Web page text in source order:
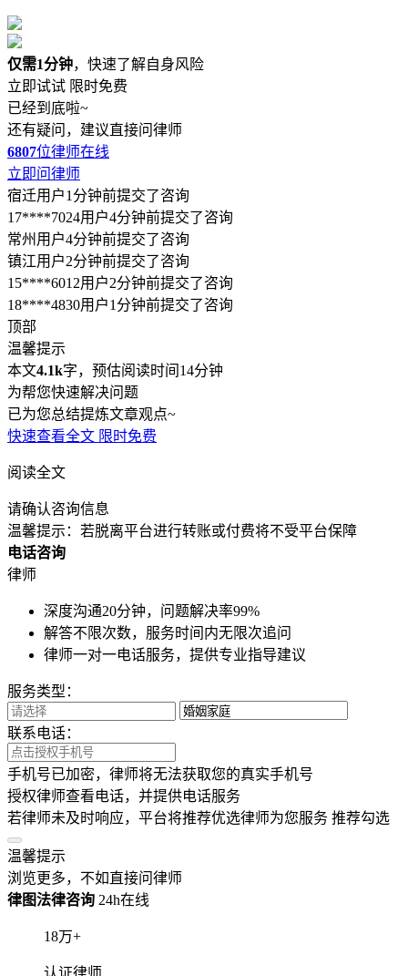
仅需1分钟，快速了解自身风险
立即试试 限时免费
已经到底啦~
还有疑问，建议直接问律师
6807位律师在线
立即问律师
宿迁用户1分钟前提交了咨询
17****7024用户4分钟前提交了咨询
常州用户4分钟前提交了咨询
镇江用户2分钟前提交了咨询
15****6012用户2分钟前提交了咨询
18****4830用户1分钟前提交了咨询
顶部
温馨提示
本文4.1k字，预估阅读时间14分钟
为帮您快速解决问题
已为您总结提炼文章观点~
快速查看全文 限时免费
阅读全文
请确认咨询信息
温馨提示：若脱离平台进行转账或付费将不受平台保障
电话咨询
律师
深度沟通20分钟，问题解决率99%
解答不限次数，服务时间内无限次追问
律师一对一电话服务，提供专业指导建议
服务类型：
联系电话：
手机号已加密，律师将无法获取您的真实手机号
授权律师查看电话，并提供电话服务
若律师未及时响应，平台将推荐优选律师为您服务 推荐勾选
温馨提示
浏览更多，不如直接问律师
律图法律咨询 24h在线
18万+
认证律师